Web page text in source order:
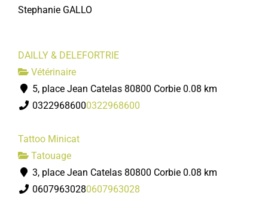
Stephanie GALLO
DAILLY & DELEFORTRIE
Vétérinaire
5, place Jean Catelas 80800 Corbie 0.08 km
03229686000322968600
Tattoo Minicat
Tatouage
3, place Jean Catelas 80800 Corbie 0.08 km
06079630280607963028